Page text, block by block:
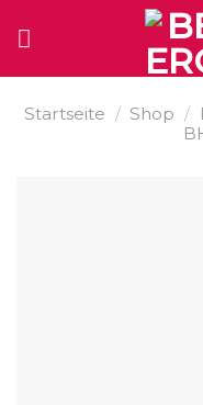
Startseite / Shop /